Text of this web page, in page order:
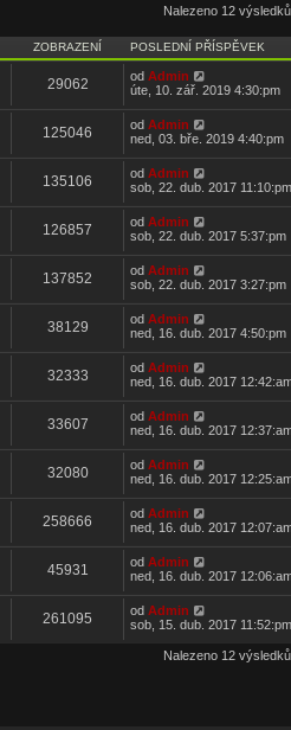
Nalezeno 12
ZOBRAZENÍ POSLEDNÍ PŘÍSPĚVEK
29062 od Admin
úte, 10. zář. 2019 4:30:pm
125046 od Admin
ned, 03. bře. 2019 4:40:pm
135106 od Admin
sob, 22. dub. 2017 11:10:pm
126857 od Admin
sob, 22. dub. 2017 5:37:pm
137852 od Admin
sob, 22. dub. 2017 3:27:pm
38129 od Admin
ned, 16. dub. 2017 4:50:pm
32333 od Admin
ned, 16. dub. 2017
33607 od Admin
ned, 16. dub. 2017
32080 od Admin
ned, 16. dub. 2017
258666 od Admin
ned, 16. dub. 2017
45931 od Admin
ned, 16. dub. 2017
261095 od Admin
sob, 15. dub. 2017 11:52:pm
Nalezeno 12